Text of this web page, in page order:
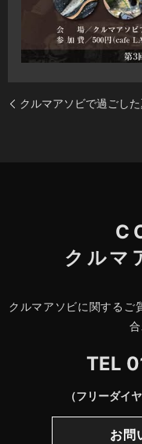
クルマアソビで過ごし
クルマ
クルマアソビに関するご
TEL
（フリーダイ
お問